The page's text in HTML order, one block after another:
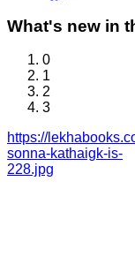
What's new in
0
1
2
3
https://
sonna-kathaigk-is-
228.jpg